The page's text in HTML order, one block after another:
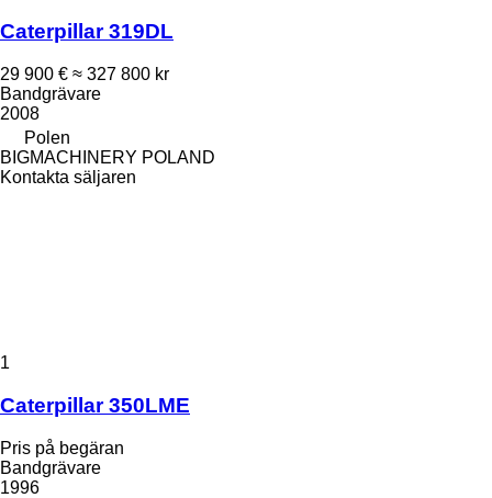
Caterpillar 319DL
29 900 € ≈ 327 800 kr
Bandgrävare
2008
Polen
BIGMACHINERY POLAND
Kontakta säljaren
1
Caterpillar 350LME
Pris på begäran
Bandgrävare
1996